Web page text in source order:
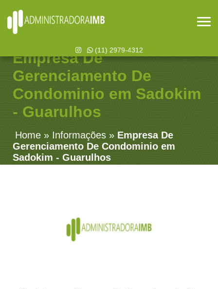
(11) 2979-4312
Empresa De
Gerenciamento De
Condominio em Sadokim
- Guarulhos
Home » Informações » Empresa De
Gerenciamento De Condominio em
Sadokim - Guarulhos